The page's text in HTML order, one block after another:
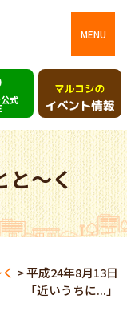
MENU
式
と～く
>平成24年8月13日
近いうちに...」